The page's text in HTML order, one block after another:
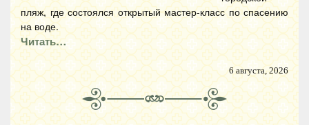
пляж, где состоялся открытый мастер-класс по спасению
на воде.
Читать…
6 августа, 2026